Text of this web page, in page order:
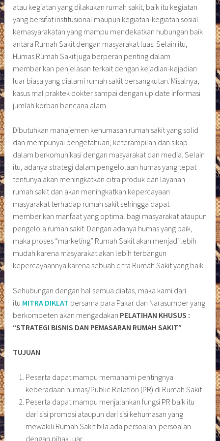
atau kegiatan yang dilakukan rumah sakit, baik itu kegiatan
yang bersifat institusional maupun kegiatan-kegiatan sosial
kemasyarakatan yang mampu mendekatkan hubungan baik
antara Rumah Sakit dengan masyarakat luas. Selain itu,
Humas Rumah Sakit juga berperan penting dalam
memberikan penjelasan terkait dengan kejadian-kejadian
luar biasa yang dialami rumah sakit bersangkutan. Misalnya,
kasus mal praktek dokter sampai dengan up date informasi
jumlah korban bencana alam.
Dibutuhkan manajemen kehumasan rumah sakit yang solid
dan mempunyai pengetahuan, keterampilan dan sikap
dalam berkomunikasi dengan masyarakat dan media. Selain
itu, adanya strategi dalam pengelolaan humas yang tepat
tentunya akan meningkatkan citra produk dan layanan
rumah sakit dan akan meningkatkan kepercayaan
masyarakat terhadap rumah sakit sehingga dapat
memberikan manfaat yang optimal bagi masyarakat ataupun
pengelola rumah sakit. Dengan adanya humas yang baik,
maka proses “marketing” Rumah Sakit akan menjadi lebih
mudah karena masyarakat akan lebih terbangun
kepercayaannya karena sebuah citra Rumah Sakit yang baik.
Sehubungan dengan hal semua diatas, maka kami dari
itu MITRA DIKLAT bersama para Pakar dan Narasumber yang
berkompeten akan mengadakan PELATIHAN KHUSUS :
“STRATEGI BISNIS DAN PEMASARAN RUMAH SAKIT”
TUJUAN
Peserta dapat mampu memahami pentingnya
keberadaan humas/Public Relation (PR) di Rumah Sakit.
Peserta dapat mampu menjalankan fungsi PR baik itu
dari sisi promosi ataupun dari sisi kehumasan yang
mewakili Rumah Sakit bila ada persoalan-persoalan
dengan pihak luar.